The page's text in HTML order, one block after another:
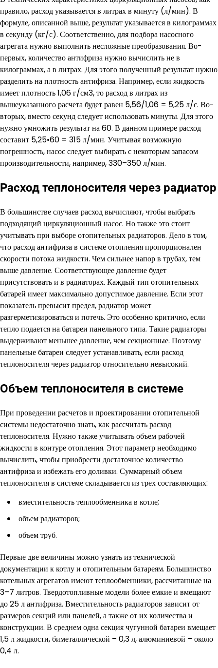
правило, расход указывается в литрах в минуту (л/мин). В
формуле, описанной выше, результат указывается в килограммах
в секунду (кг/с). Соответственно, для подбора насосного
агрегата нужно выполнить несложные преобразования. Во-
первых, количество антифриза нужно вычислить не в
килограммах, а в литрах. Для этого полученный результат нужно
разделить на плотность антифриза. Например, если жидкость
имеет плотность 1,06 г/см3, то расход в литрах из
вышеуказанного расчета будет равен 5,56/1,06 = 5,25 л/с. Во-
вторых, вместо секунд следует использовать минуты. Для этого
нужно умножить результат на 60. В данном примере расход
составит 5,25•60 = 315 л/мин. Учитывая возможную
погрешность, насос следует выбирать с некоторым запасом
производительности, например, 330–350 л/мин.
Расход теплоносителя через радиатор
В большинстве случаев расход вычисляют, чтобы выбрать
подходящий циркуляционный насос. Но также это стоит
учитывать при выборе отопительных радиаторов. Дело в том,
что расход антифриза в системе отопления пропорционален
скорости потока жидкости. Чем сильнее напор в трубах, тем
выше давление. Соответствующее давление будет
присутствовать и в радиаторах. Каждый тип отопительных
батарей имеет максимально допустимое давление. Если этот
показатель превысит предел, радиатор может
разгерметизироваться и потечь. Это особенно критично, если
тепло подается на батареи панельного типа. Такие радиаторы
выдерживают меньшее давление, чем секционные. Поэтому
панельные батареи следует устанавливать, если расход
теплоносителя через радиатор относительно невысокий.
Объем теплоносителя в системе
При проведении расчетов и проектировании отопительной
системы недостаточно знать, как рассчитать расход
теплоносителя. Нужно также учитывать объем рабочей
жидкости в контуре отопления. Этот параметр необходимо
вычислить, чтобы приобрести достаточное количество
антифриза и избежать его доливки. Суммарный объем
теплоносителя в системе складывается из трех составляющих:
вместительность теплообменника в котле;
объем радиаторов;
объем труб.
Первые две величины можно узнать из технической
документации к котлу и отопительным батареям. Большинство
котельных агрегатов имеют теплообменники, рассчитанные на
3–7 литров. Твердотопливные модели более емкие и вмещают
до 25 л антифриза. Вместительность радиаторов зависит от
размеров секций или панелей, а также от их количества и
конструкции. В среднем одна секция чугунной батареи вмещает
1,5 л жидкости, биметаллической – 0,3 л, алюминиевой – около
0,4 л.